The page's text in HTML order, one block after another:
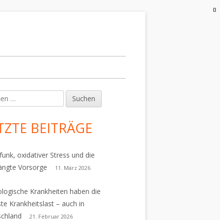
BEITRÄGE
oxidativer Stress und die
Vorsorge
11. März 2026
Krankheiten haben die
Krankheitslast – auch in
21. Februar 2026